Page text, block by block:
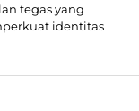
tegas yang
identitas